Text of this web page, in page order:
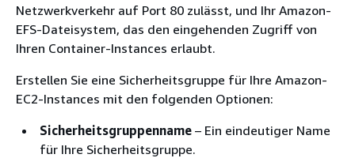
Netzwerkverkehr auf Port 80 zulässt, und Ihr Amazon-
EFS-Dateisystem, das den eingehenden Zugriff von
Ihren Container-Instances erlaubt.
Erstellen Sie eine Sicherheitsgruppe für Ihre Amazon-
EC2-Instances mit den folgenden Optionen:
Sicherheitsgruppenname – Ein eindeutiger Name
für Ihre Sicherheitsgruppe.